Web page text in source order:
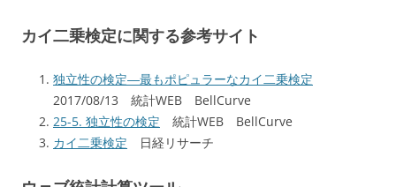
カイ二乗検定に関する参考サイト
独立性の検定―最もポピュラーなカイ二乗検定
2017/08/13 統計WEB BellCurve
25-5. 独立性の検定 統計WEB BellCurve
カイ二乗検定 日経リサーチ